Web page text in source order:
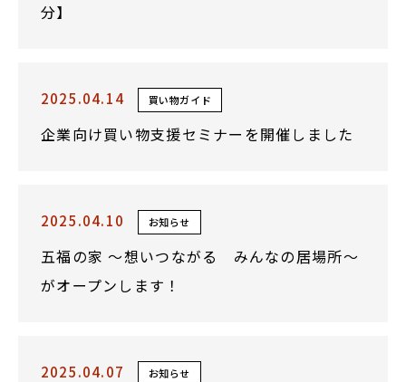
分】
2025.04.14 買い物ガイド
企業向け買い物支援セミナーを開催しました
2025.04.10 お知らせ
五福の家 ～想いつながる みんなの居場所～
がオープンします！
2025.04.07 お知らせ